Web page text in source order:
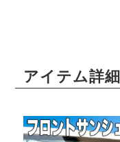
アイテム詳細